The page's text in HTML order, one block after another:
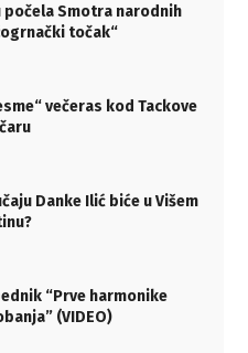
počela Smotra narodnih
točak“
večeras kod Tackove
Danke Ilić biće u Višem
“Prve harmonike
(VIDEO)